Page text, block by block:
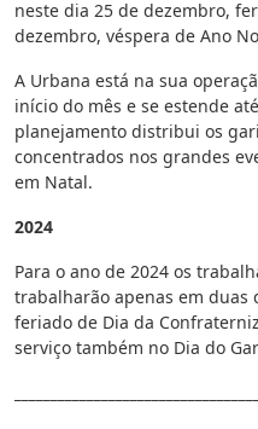
neste dia 25 de dezembro,
dezembro, véspera de Ano
A Urbana está na sua
início do mês e se estende
planejamento distribui os
concentrados nos grandes
em Natal.
2024
Para o ano de 2024 os
trabalharão apenas em duas
feriado de Dia da
serviço também no Dia do